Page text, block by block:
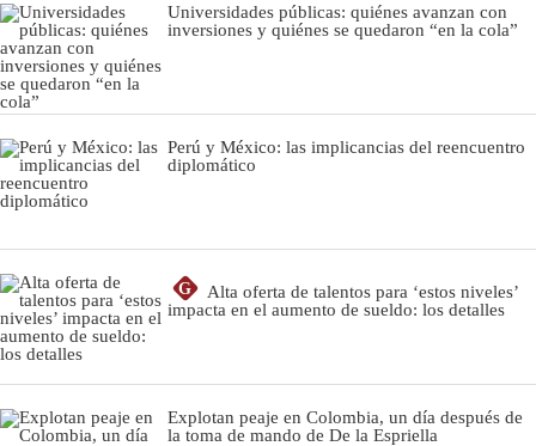
Universidades públicas: quiénes avanzan con
inversiones y quiénes se quedaron “en la cola”
Perú y México: las implicancias del reencuentro
diplomático
G
Alta oferta de talentos para ‘estos niveles’
impacta en el aumento de sueldo: los detalles
Explotan peaje en Colombia, un día después de
la toma de mando de De la Espriella